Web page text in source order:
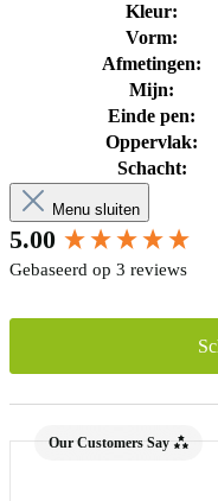
Kleur:
Vorm:
Afmetingen:
Mijn:
Einde pen:
Oppervlak:
Schacht:
Menu sluiten
5.00
Gebaseerd op 3 reviews
Our Customers Say
New content loaded